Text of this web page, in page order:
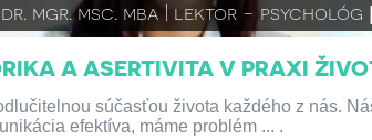
mgr. msc. mba | lektor - psychológ
A ASERTIVITA V PRAXI
súčasťou života každého z nás.
efektíva, máme problém ... .